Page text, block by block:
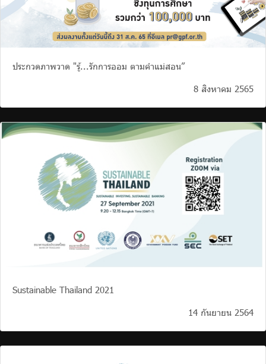
ประกวดภาพวาด "รู้...รักการออม ตามคำแม่สอน”
8 สิงหาคม 2565
Sustainable Thailand 2021
14 กันยายน 2564